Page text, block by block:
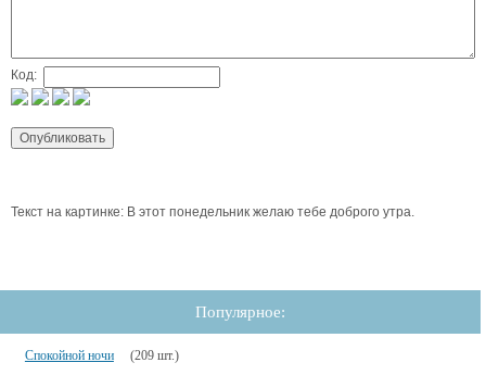
Код:
Текст на картинке: В этот понедельник желаю тебе доброго утра.
Популярное:
Спокойной ночи (209 шт.)